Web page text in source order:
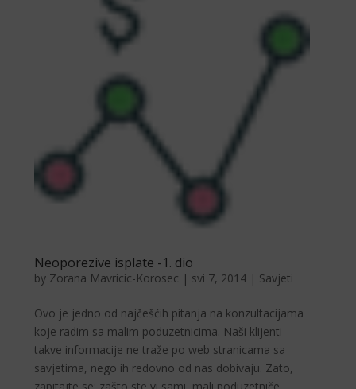
Neoporezive isplate -1. dio
by Zorana Mavricic-Korosec | svi 7, 2014 | Savjeti
Ovo je jedno od najčešćih pitanja na konzultacijama
koje radim sa malim poduzetnicima. Naši klijenti
takve informacije ne traže po web stranicama sa
savjetima, nego ih redovno od nas dobivaju. Zato,